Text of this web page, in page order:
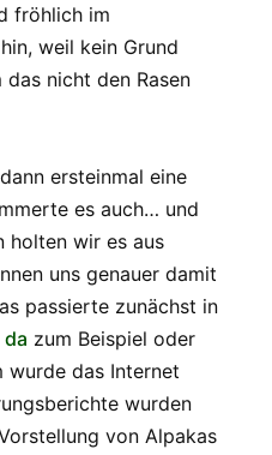
fröhlich im
weil kein Grund
nicht den Rasen
ersteinmal eine
es auch… und
holten wir es aus
uns genauer damit
passierte zunächst in
da zum Beispiel oder
wurde das Internet
wurden
von Alpakas